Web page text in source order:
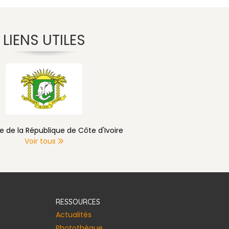
LIENS UTILES
de la République de Côte d'Ivoire
Voir tous
RESSOURCES
Actualités